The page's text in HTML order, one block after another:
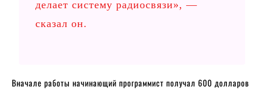
делает систему радиосвязи», —
сказал он.
Вначале работы начинающий программист получал 600 долларов